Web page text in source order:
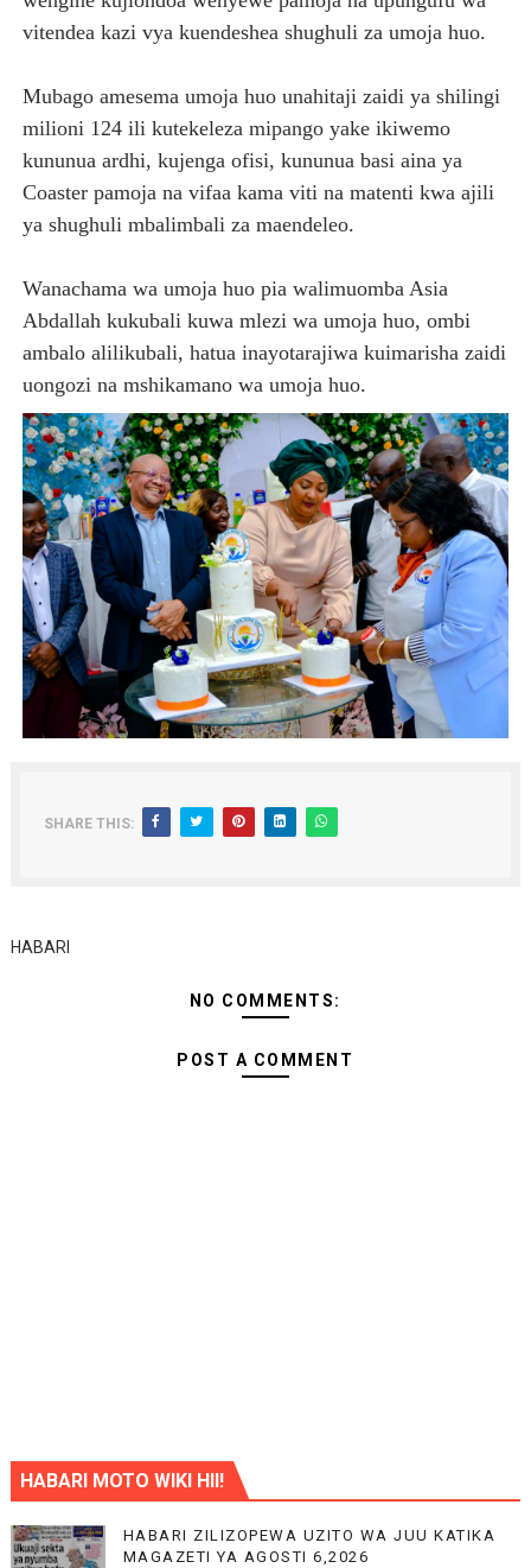
vitendea kazi vya kuendeshea shughuli za umoja huo.
Mubago amesema umoja huo unahitaji zaidi ya shilingi
milioni 124 ili kutekeleza mipango yake ikiwemo
kununua ardhi, kujenga ofisi, kununua basi aina ya
Coaster pamoja na vifaa kama viti na matenti kwa ajili
ya shughuli mbalimbali za maendeleo.
Wanachama wa umoja huo pia walimuomba Asia
Abdallah kukubali kuwa mlezi wa umoja huo, ombi
ambalo alilikubali, hatua inayotarajiwa kuimarisha zaidi
uongozi na mshikamano wa umoja huo.
SHARE THIS:
HABARI
NO COMMENTS:
POST A COMMENT
HABARI MOTO WIKI HII!
HABARI ZILIZOPEWA UZITO WA JUU KATIKA
MAGAZETI YA AGOSTI 6,2026